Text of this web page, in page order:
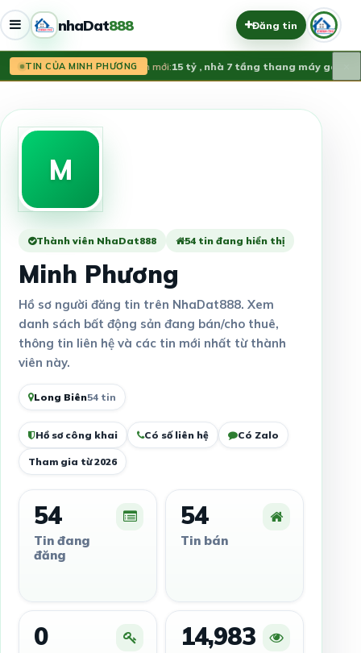
nhaDat888 Đăng tin
TIN CỦA MINH PHƯƠNGTin mới:15 tỷ , nhà 7 tầng thang máy gara ô
M
Thành viên NhaDat888 54 tin đang hiển thị
Minh Phương
Hồ sơ người đăng tin trên NhaDat888. Xem
danh sách bất động sản đang bán/cho thuê,
thông tin liên hệ và các tin mới nhất từ thành
viên này.
Long Biên54 tin
Hồ sơ công khai Có số liên hệ Có Zalo
Tham gia từ 2026
54
Tin đang
đăng
54
Tin bán
0 14,983